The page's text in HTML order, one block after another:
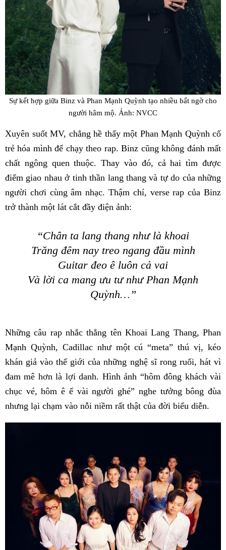
Sự kết hợp giữa Binz và Phan Mạnh Quỳnh tạo nhiều bất ngờ cho
người hâm mộ. Ảnh: NVCC
Xuyên suốt MV, chẳng hề thấy một Phan Mạnh Quỳnh cố
trẻ hóa mình để chạy theo rap. Binz cũng không đánh mất
chất ngông quen thuộc. Thay vào đó, cả hai tìm được
điểm giao nhau ở tinh thần lang thang và tự do của những
người chơi cùng âm nhạc. Thậm chí, verse rap của Binz
trở thành một lát cắt đầy điện ảnh:
“Chân ta lang thang như là khoai
Trăng đêm nay treo ngang đầu mình
Guitar đeo ê luôn cả vai
Và lời ca mang ưu tư như Phan Mạnh
Quỳnh…”
Những câu rap nhắc thẳng tên Khoai Lang Thang, Phan
Mạnh Quỳnh, Cadillac như một cú “meta” thú vị, kéo
khán giả vào thế giới của những nghệ sĩ rong ruổi, hát vì
đam mê hơn là lợi danh. Hình ảnh “hôm đông khách vài
chục vé, hôm ê ế vài người ghé” nghe tưởng bông đùa
nhưng lại chạm vào nỗi niềm rất thật của đời biểu diễn.